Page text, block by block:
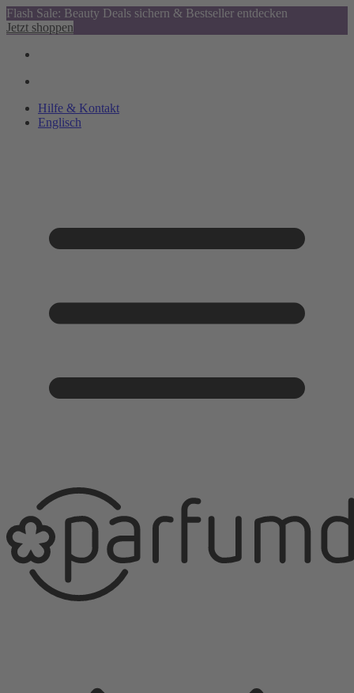
Flash Sale: Beauty Deals sichern & Bestseller entdecken
Jetzt shoppen
Hilfe & Kontakt
Englisch